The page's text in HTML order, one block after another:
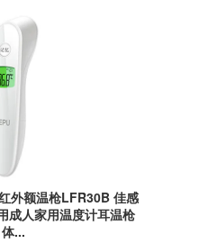
外额温枪LFR30B 佳感
成人家用温度计耳温枪
体...